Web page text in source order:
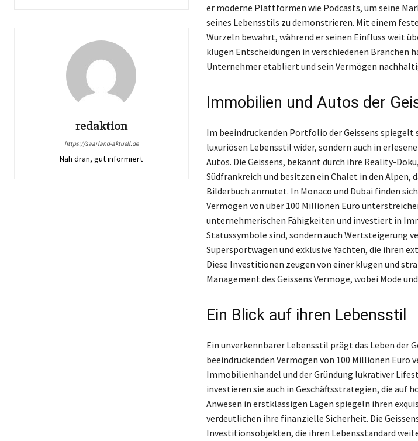
redaktion
https://saarland-aktuell.de
Nah dran, gut informiert
er moderne Plattformen wie Podcasts, um seine
seines Lebensstils zu demonstrieren. Mit einem
Wurzeln bewahrt, während er seinen Einfluss weit
klugen Entscheidungen in verschiedenen Branchen
Unternehmer etabliert und sein Vermögen
Immobilien und Autos der
Im beeindruckenden Portfolio der Geissens
luxuriösen Lebensstil wider, sondern auch in
Autos. Die Geissens, bekannt durch ihre Reality-
Südfrankreich und besitzen ein Chalet in den Alpen,
Bilderbuch anmutet. In Monaco und Dubai finden
Vermögen von über 100 Millionen Euro
unternehmerischen Fähigkeiten und investiert in
Statussymbole sind, sondern auch Wertsteigerung
Supersportwagen und exklusive Yachten, die ihren
Diese Investitionen zeugen von einer klugen und
Management des Geissens Vermöge, wobei Mode
Ein Blick auf ihren Lebensstil
Ein unverkennbarer Lebensstil prägt das Leben der
beeindruckenden Vermögen von 100 Millionen Euro
Immobilienhandel und der Gründung lukrativer
investieren sie auch in Geschäftsstrategien, die auf
Anwesen in erstklassigen Lagen spiegeln ihren
verdeutlichen ihre finanzielle Sicherheit. Die
Investitionsobjekten, die ihren Lebensstandard